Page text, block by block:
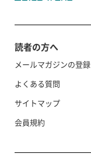
読者の方へ
メールマガジンの登録
よくある質問
サイトマップ
会員規約